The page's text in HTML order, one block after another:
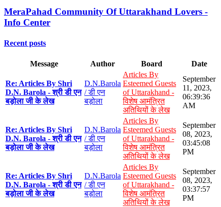
MeraPahad Community Of Uttarakhand Lovers -
Info Center
Recent posts
Message Author Board Date
Re: Articles By Shri
D.N. Barola - श्री डी एन
बड़ोला जी के लेख
D.N.Barola
/ डी एन
बड़ोला
Articles By
Esteemed Guests
of Uttarakhand -
विशेष आमंत्रित
अतिथियों के लेख
September
11, 2023,
06:39:36
AM
Re: Articles By Shri
D.N. Barola - श्री डी एन
बड़ोला जी के लेख
D.N.Barola
/ डी एन
बड़ोला
Articles By
Esteemed Guests
of Uttarakhand -
विशेष आमंत्रित
अतिथियों के लेख
September
08, 2023,
03:45:08
PM
Re: Articles By Shri
D.N. Barola - श्री डी एन
बड़ोला जी के लेख
D.N.Barola
/ डी एन
बड़ोला
Articles By
Esteemed Guests
of Uttarakhand -
विशेष आमंत्रित
अतिथियों के लेख
September
08, 2023,
03:37:57
PM